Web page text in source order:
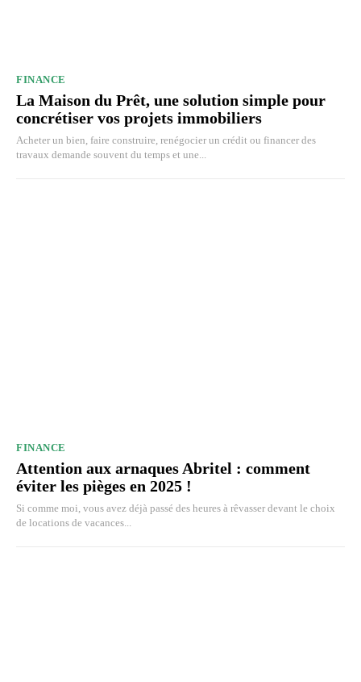
FINANCE
La Maison du Prêt, une solution simple pour
concrétiser vos projets immobiliers
Acheter un bien, faire construire, renégocier un crédit ou financer des
travaux demande souvent du temps et une...
FINANCE
Attention aux arnaques Abritel : comment
éviter les pièges en 2025 !
Si comme moi, vous avez déjà passé des heures à rêvasser devant le choix
de locations de vacances...